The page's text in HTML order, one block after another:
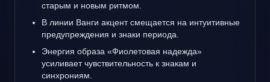
старым и новым ритмом.
В линии Ванги акцент смещается на интуитивные
предупреждения и знаки периода.
Энергия образа «Фиолетовая надежда»
усиливает чувствительность к знакам и
синхрониям.